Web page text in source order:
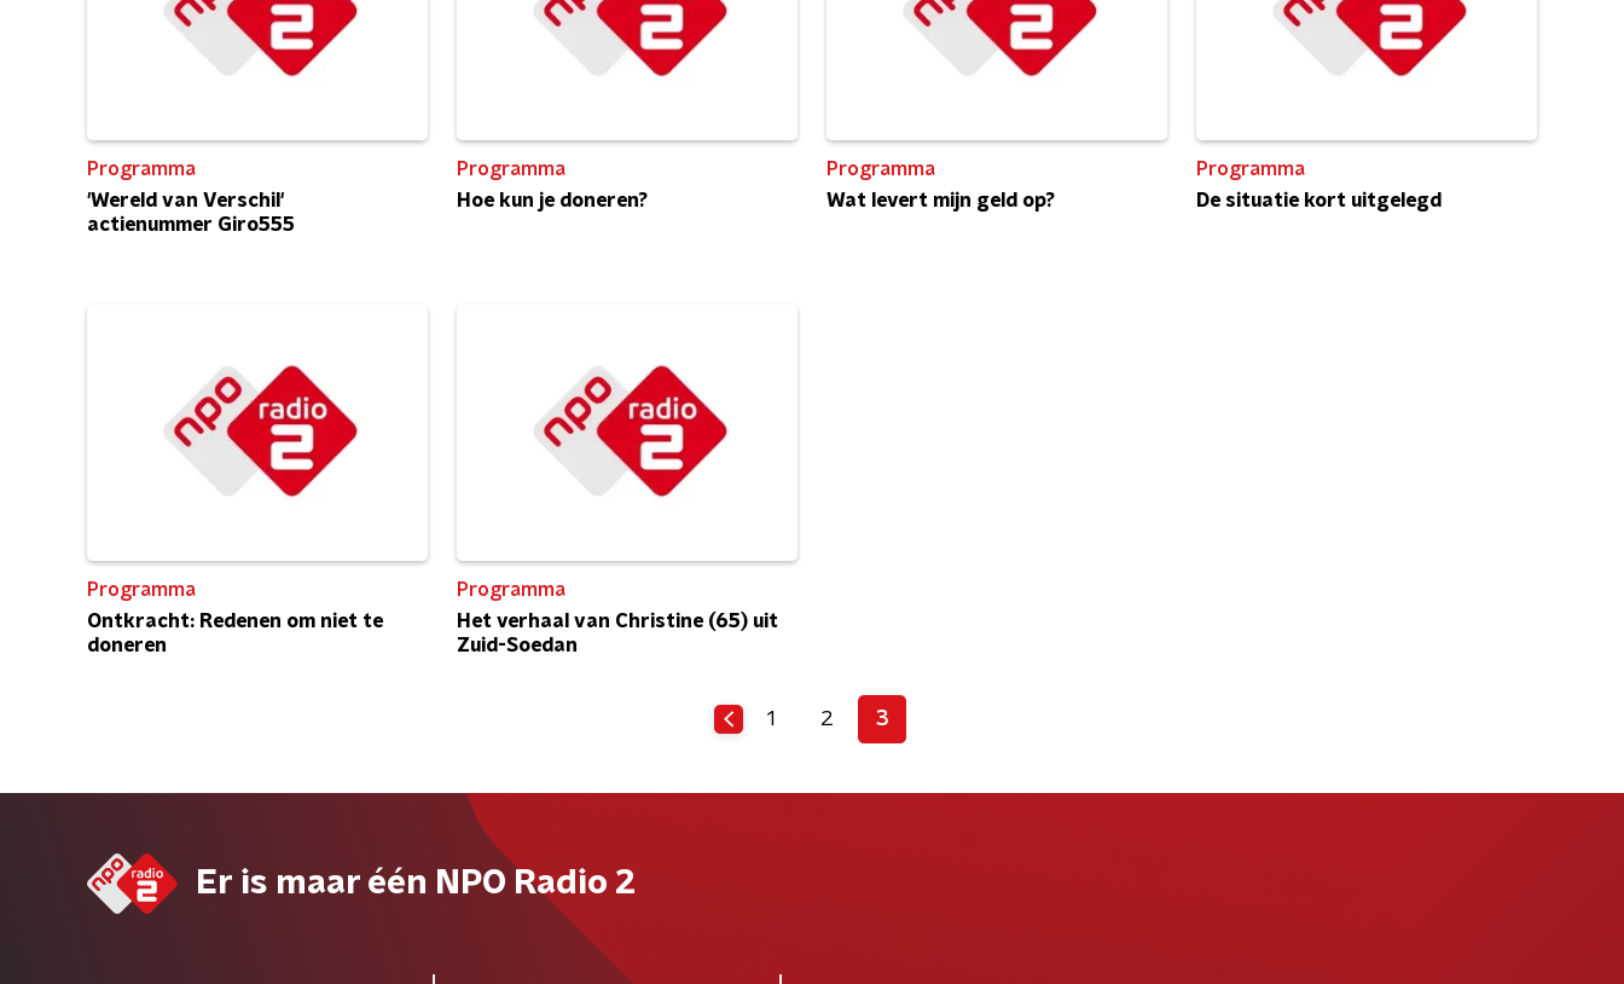
Programma
'Wereld van Verschil'
actienummer Giro555
Programma
Hoe kun je doneren?
Programma
Wat levert mijn geld op?
Programma
De situatie kort uitgelegd
Programma
Ontkracht: Redenen om niet te
doneren
Programma
Het verhaal van Christine (65) uit
Zuid-Soedan
1 2 3
Er is maar één NPO Radio 2